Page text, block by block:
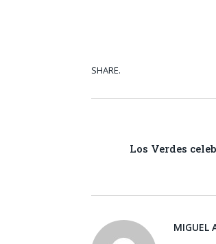
SHARE.
Los Verdes
MIGUEL